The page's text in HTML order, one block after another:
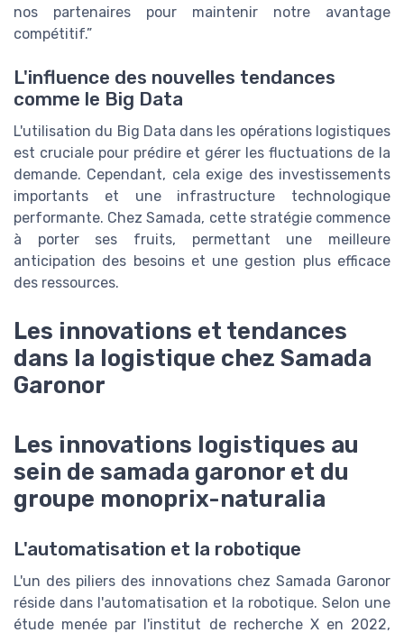
nos partenaires pour maintenir notre avantage
compétitif.”
L'influence des nouvelles tendances
comme le Big Data
L'utilisation du Big Data dans les opérations logistiques
est cruciale pour prédire et gérer les fluctuations de la
demande. Cependant, cela exige des investissements
importants et une infrastructure technologique
performante. Chez Samada, cette stratégie commence
à porter ses fruits, permettant une meilleure
anticipation des besoins et une gestion plus efficace
des ressources.
Les innovations et tendances
dans la logistique chez Samada
Garonor
Les innovations logistiques au
sein de samada garonor et du
groupe monoprix-naturalia
L'automatisation et la robotique
L'un des piliers des innovations chez Samada Garonor
réside dans l'automatisation et la robotique. Selon une
étude menée par l'institut de recherche X en 2022,